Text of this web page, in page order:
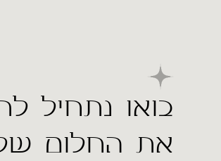
בואו נתחיל
את החלום